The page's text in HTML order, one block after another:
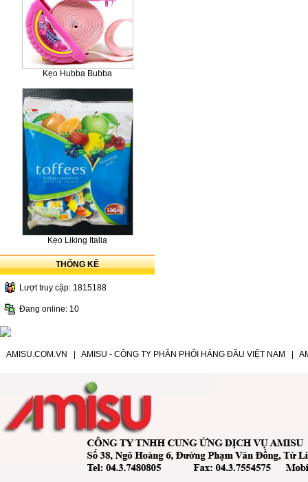
Kẹo Hubba Bubba
Kẹo Liking Italia
THỐNG KÊ
Lượt truy cập: 1815188
Đang online: 10
AMISU.COM.VN AMISU - CÔNG TY PHÂN PHỐI HÀNG ĐẦU VIỆT NAM